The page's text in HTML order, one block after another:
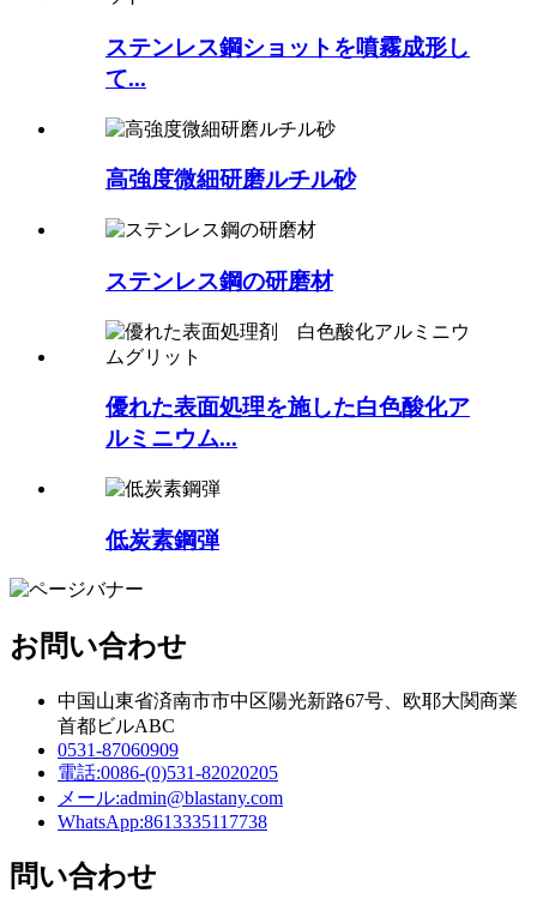
ステンレス鋼ショットを噴霧成形し
て...
高強度微細研磨ルチル砂
ステンレス鋼の研磨材
優れた表面処理を施した白色酸化ア
ルミニウム...
低炭素鋼弾
お問い合わせ
中国山東省済南市市中区陽光新路67号、欧耶大関商業
首都ビルABC
0531-87060909
電話:0086-(0)531-82020205
メール:admin@blastany.com
WhatsApp:8613335117738
問い合わせ